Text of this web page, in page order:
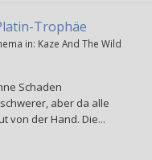
Trophäe
in: Kaze And The Wild
Schaden
aber da alle
von der Hand. Die...